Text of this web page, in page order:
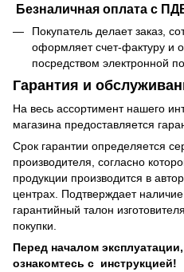
Безналичная оплата с
Покупатель делает заказ,
оформляет счет-фактуру и
посредством электронной
Гарантия и
На весь ассортимент нашего
магазина предоставляется
Срок гарантии определяется
производителя, согласно
продукции производится в
центрах. Подтверждает
гарантийный талон
покупки.
Перед началом
ознакомтесь с инструкцией!